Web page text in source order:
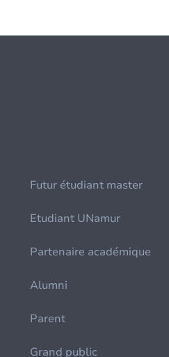
Futur étudiant master
Etudiant UNamur
Partenaire académique
Alumni
Parent
Grand public